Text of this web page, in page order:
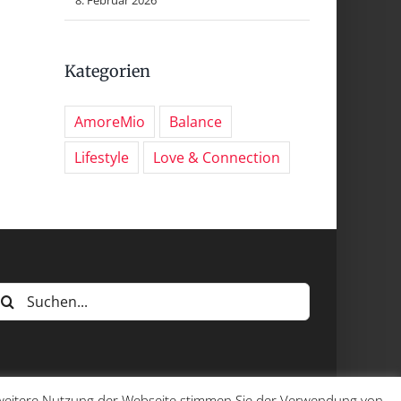
Kategorien
AmoreMio
Balance
Lifestyle
Love & Connection